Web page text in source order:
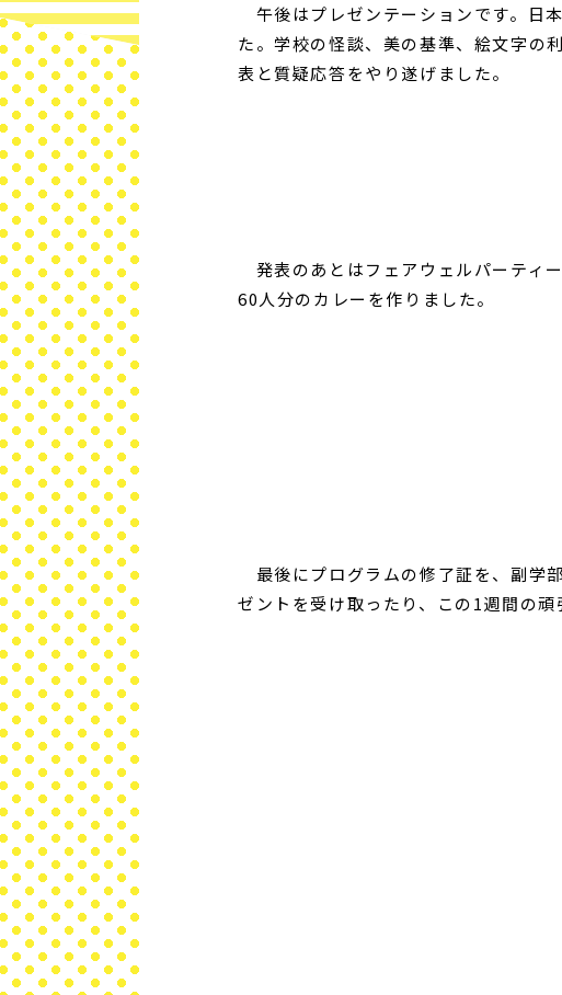
午後はプレゼンテーションです。日
た。学校の怪談、美の基準、絵文字の
表と質疑応答をやり遂げました。
発表のあとはフェアウェルパーティ
60人分のカレーを作りました。
最後にプログラムの修了証を、副学
ゼントを受け取ったり、この1週間の頑